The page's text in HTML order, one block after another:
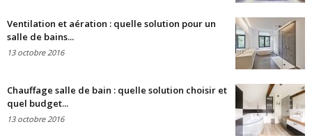
Ventilation et aération : quelle solution pour un
salle de bains...
13 octobre 2016
Chauffage salle de bain : quelle solution choisir et
quel budget...
13 octobre 2016